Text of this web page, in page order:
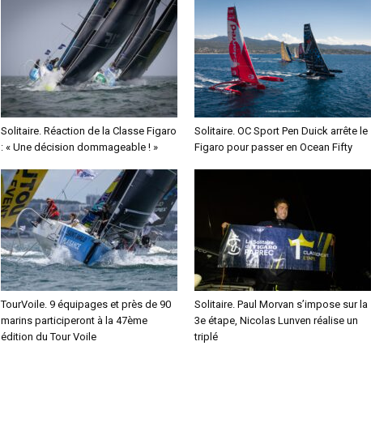
Solitaire. Réaction de la Classe Figaro
: « Une décision dommageable ! »
Solitaire. OC Sport Pen Duick arrête le
Figaro pour passer en Ocean Fifty
TourVoile. 9 équipages et près de 90
marins participeront à la 47ème
édition du Tour Voile
Solitaire. Paul Morvan s’impose sur la
3e étape, Nicolas Lunven réalise un
triplé